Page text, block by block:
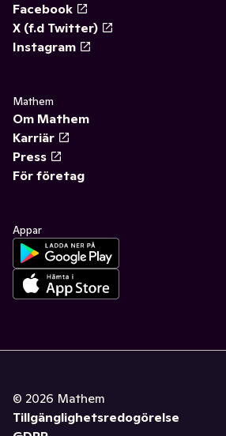
Facebook
X (f.d Twitter)
Instagram
Mathem
Om Mathem
Karriär
Press
För företag
Appar
© 2026 Mathem
Tillgänglighetsredogörelse